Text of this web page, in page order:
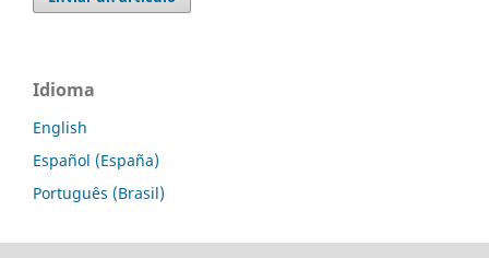
Idioma
English
Español (España)
Português (Brasil)